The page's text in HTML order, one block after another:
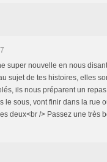
super nouvelle en nous
sujet de tes histoires, elles
ils nous préparent un
le sous, vont finir dans la rue
deux<br /> Passez une très